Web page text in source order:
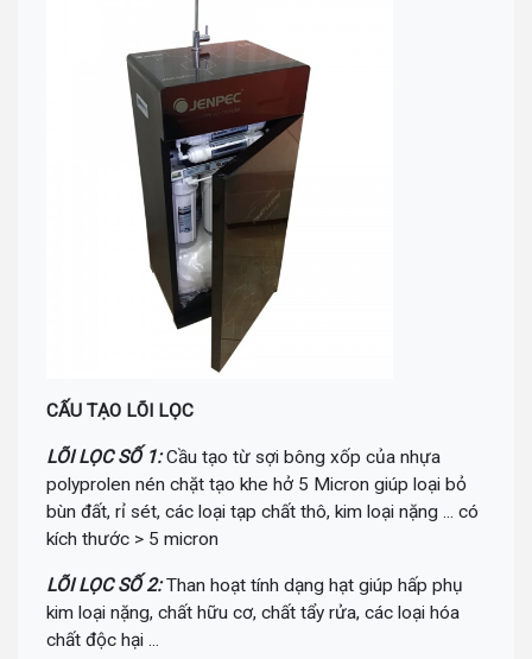
CẤU TẠO LÕI LỌC
LÕI LỌC SỐ 1:Cầu tạo từ sợi bông xốp của nhựa
polyprolen nén chặt tạo khe hở 5 Micron giúp loại bỏ
bùn đất, rỉ sét, các loại tạp chất thô, kim loại nặng ... có
kích thước > 5 micron
LÕI LỌC SỐ 2:Than hoạt tính dạng hạt giúp hấp phụ
kim loại nặng, chất hữu cơ, chất tẩy rửa, các loại hóa
chất độc hại ...